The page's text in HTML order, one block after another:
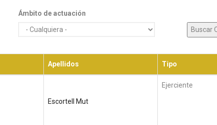
Ámbito de actuación
Apellidos Tipo
Escortell Mut
Ejerciente